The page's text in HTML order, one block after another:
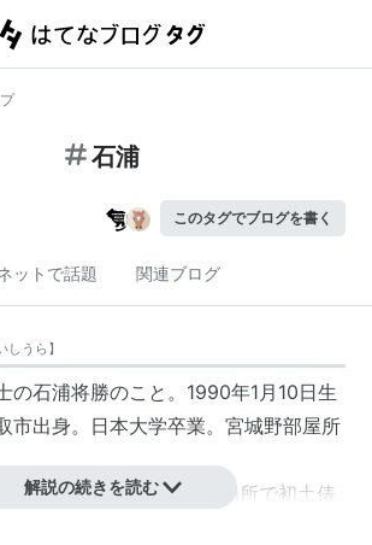
石浦
このタグでブログを書く
ットで話題 関連ブログ
しうら】
の石浦将勝のこと。1990年1月10日生
市出身。日本大学卒業。宮城野部屋所
ている力士で2013年1月場所で初土俵
解説の続きを読む